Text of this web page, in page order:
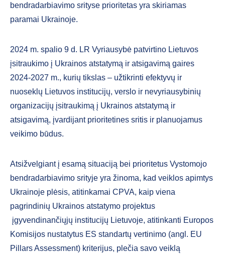
bendradarbiavimo srityse prioritetas yra skiriamas
paramai Ukrainoje.
2024 m. spalio 9 d. LR Vyriausybė patvirtino Lietuvos
įsitraukimo į Ukrainos atstatymą ir atsigavimą gaires
2024-2027 m., kurių tikslas – užtikrinti efektyvų ir
nuoseklų Lietuvos institucijų, verslo ir nevyriausybinių
organizacijų įsitraukimą į Ukrainos atstatymą ir
atsigavimą, įvardijant prioritetines sritis ir planuojamus
veikimo būdus.
Atsižvelgiant į esamą situaciją bei prioritetus Vystomojo
bendradarbiavimo srityje yra žinoma, kad veiklos apimtys
Ukrainoje plėsis, atitinkamai CPVA, kaip viena
pagrindinių Ukrainos atstatymo projektus
įgyvendinančiųjų institucijų Lietuvoje, atitinkanti Europos
Komisijos nustatytus ES standartų vertinimo (angl. EU
Pillars Assessment) kriterijus, plečia savo veiklą